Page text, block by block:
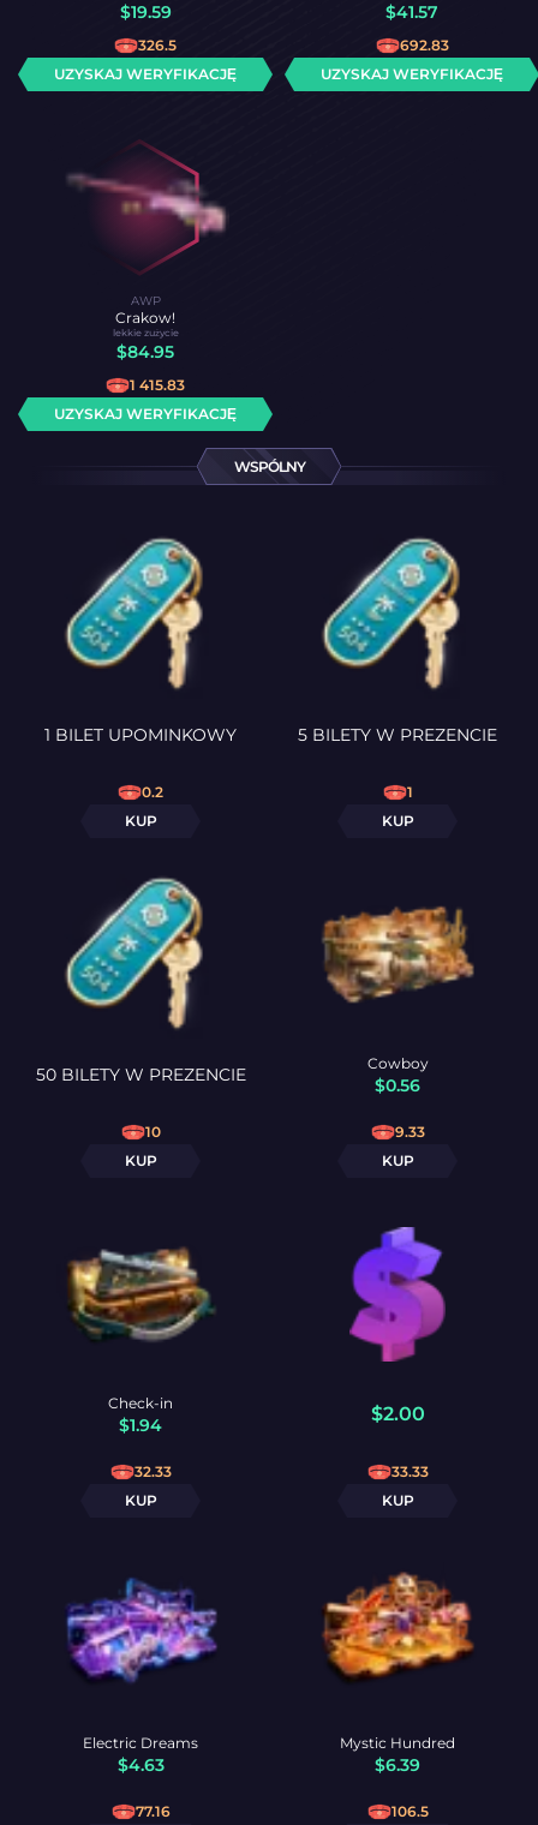
$19.59
326.5
UZYSKAJ WERYFIKACJĘ
$41.57
692.83
UZYSKAJ WERYFIKACJĘ
AWP
Crakow!
lekkie zużycie
$84.95
1 415.83
UZYSKAJ WERYFIKACJĘ
WSPÓLNY
1 BILET UPOMINKOWY
0.2
KUP
5 BILETY W PREZENCIE
1
KUP
50 BILETY W PREZENCIE
10
KUP
Cowboy
$0.56
9.33
KUP
Check-in
$1.94
32.33
KUP
$2.00
33.33
KUP
Electric Dreams
$4.63
77.16
Mystic Hundred
$6.39
106.5